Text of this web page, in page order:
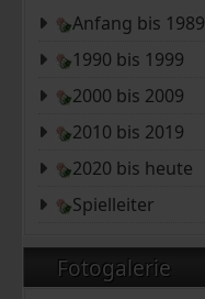
Anfang bis 1989
1990 bis 1999
2000 bis 2009
2010 bis 2019
2020 bis heute
Spielleiter
Fotogalerie